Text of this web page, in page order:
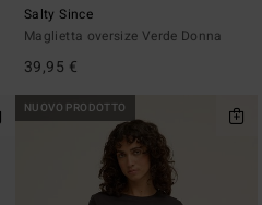
Salty Since
Maglietta oversize Verde Donna
39,95 €
NUOVO PRODOTTO